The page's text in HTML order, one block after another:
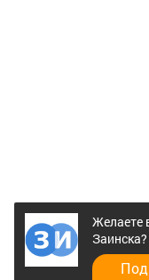
Желаете
Заинска?